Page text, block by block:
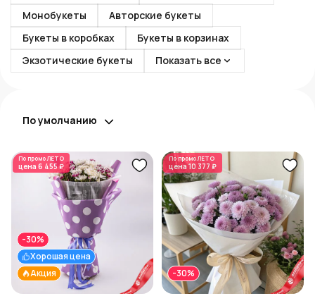
Монобукеты
Авторские букеты
Букеты в коробках
Букеты в корзинах
Экзотические букеты
Показать все
По умолчанию
По промоЛЕТО
цена 6 455 ₽
Акция
Хорошая цена
-30%
По промоЛЕТО
цена10 377 ₽
-30%